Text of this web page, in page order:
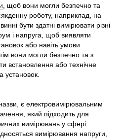
, щоб вони могли безпечно та
роботу, наприклад, на
бути здатні вимірювати різні
і напруга, щоб виявляти
або навіть умови
вони могли безпечно та з
встановлення або технічне
установок.
є електровимірювальним
який підходить для
вимірювань у сфері
вимірювання напруги,